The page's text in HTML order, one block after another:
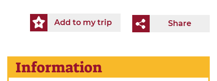
Share
Add to my trip
Information